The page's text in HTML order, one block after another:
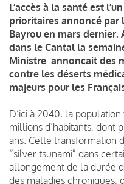
L’accès à la santé est
prioritaires annoncé par
Bayrou en mars dernier.
dans le Cantal la
Ministre annoncait des
contre les déserts
majeurs pour les
D’ici à 2040, la
millions d’habitants, dont
ans. Cette
“silver tsunami” dans
allongement de la durée
des maladies chroniques,